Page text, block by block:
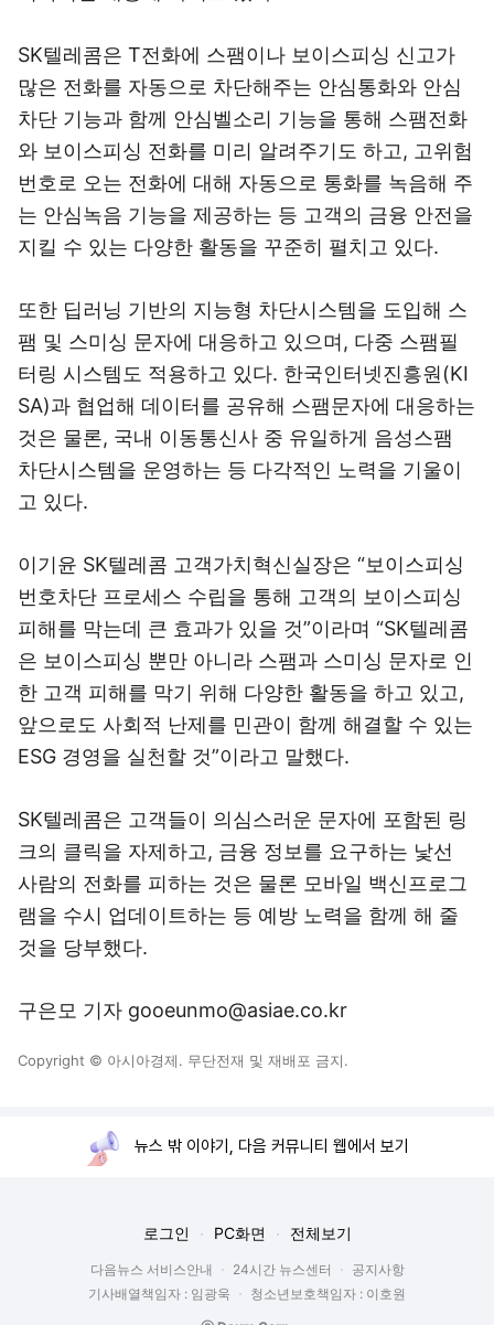
SK텔레콤은 T전화에 스팸이나 보이스피싱 신고가
많은 전화를 자동으로 차단해주는 안심통화와 안심
차단 기능과 함께 안심벨소리 기능을 통해 스팸전화
와 보이스피싱 전화를 미리 알려주기도 하고, 고위험
번호로 오는 전화에 대해 자동으로 통화를 녹음해 주
는 안심녹음 기능을 제공하는 등 고객의 금융 안전을
지킬 수 있는 다양한 활동을 꾸준히 펼치고 있다.
또한 딥러닝 기반의 지능형 차단시스템을 도입해 스
팸 및 스미싱 문자에 대응하고 있으며, 다중 스팸필
터링 시스템도 적용하고 있다. 한국인터넷진흥원(KI
SA)과 협업해 데이터를 공유해 스팸문자에 대응하는
것은 물론, 국내 이동통신사 중 유일하게 음성스팸
차단시스템을 운영하는 등 다각적인 노력을 기울이
고 있다.
이기윤 SK텔레콤 고객가치혁신실장은 “보이스피싱
번호차단 프로세스 수립을 통해 고객의 보이스피싱
피해를 막는데 큰 효과가 있을 것”이라며 “SK텔레콤
은 보이스피싱 뿐만 아니라 스팸과 스미싱 문자로 인
한 고객 피해를 막기 위해 다양한 활동을 하고 있고,
앞으로도 사회적 난제를 민관이 함께 해결할 수 있는
ESG 경영을 실천할 것”이라고 말했다.
SK텔레콤은 고객들이 의심스러운 문자에 포함된 링
크의 클릭을 자제하고, 금융 정보를 요구하는 낯선
사람의 전화를 피하는 것은 물론 모바일 백신프로그
램을 수시 업데이트하는 등 예방 노력을 함께 해 줄
것을 당부했다.
구은모 기자 gooeunmo@asiae.co.kr
Copyright © 아시아경제. 무단전재 및 재배포 금지.
뉴스 밖 이야기, 다음 커뮤니티 웹에서 보기
로그인 PC화면 전체보기
다음뉴스 서비스안내 24시간 뉴스센터
공지사항
기사배열책임자 : 임광욱
청소년보호책임자 : 이호원